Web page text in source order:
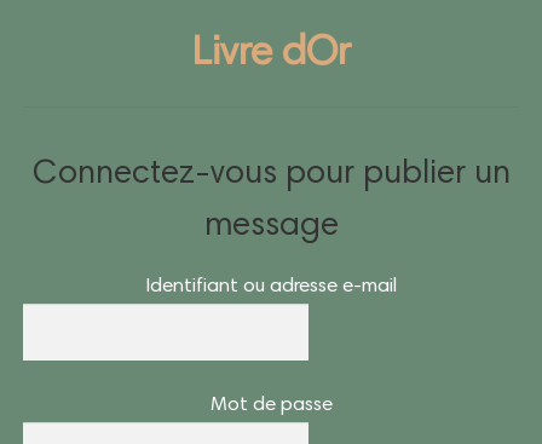
Livre dOr
Connectez-vous pour publier un
message
Identifiant ou adresse e-mail
Mot de passe